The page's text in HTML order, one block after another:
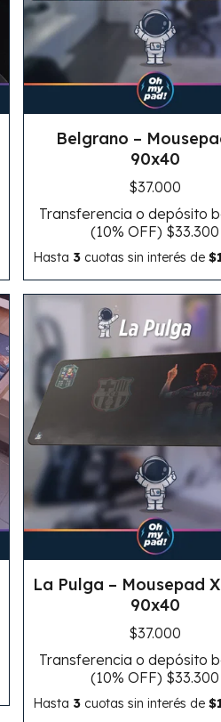
Belgrano –
90x40
$37.000
Transferencia o depósito
(10% OFF) $33.300
Hasta 3cuotas sin interés de
La Pulga – Mousepad
90x40
$37.000
Transferencia o depósito
(10% OFF) $33.300
Hasta 3cuotas sin interés de